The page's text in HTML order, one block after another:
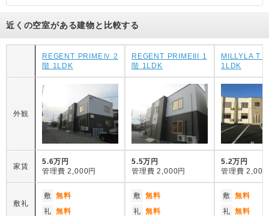
近くの空室がある建物と比較する
REGENT PRIMEⅣ 2
階 1LDK
REGENT PRIMEIII 1
階 1LDK
MILLYLA T
1LDK
外観
家賃
5.6万円
管理費 2,000円
5.5万円
管理費 2,000円
5.2万円
管理費 2,000
敷礼
敷 無料
礼 無料
敷 無料
礼 無料
敷 無料
礼 無料